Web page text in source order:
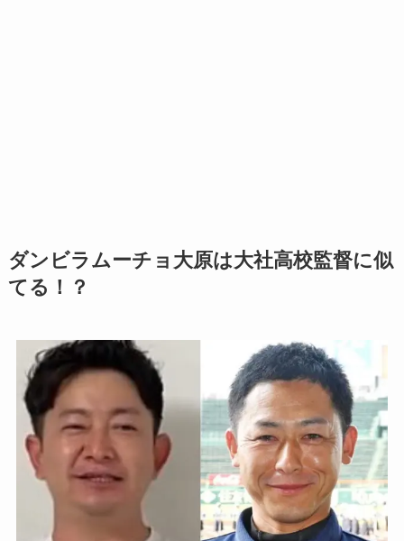
ダンビラムーチョ大原は大社高校監督に似
てる！？